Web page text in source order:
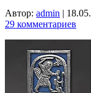
Автор: admin |
29 комментариев